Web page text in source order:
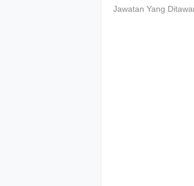
Jawatan Yang